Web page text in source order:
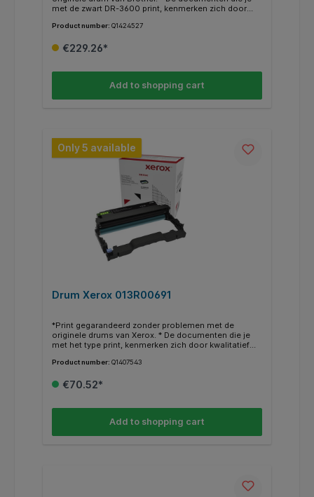
met de zwart DR-3600 print, kenmerken zich door
print tot 75000 pagina’s. * Weten of je de juiste
voor’’ of jou Brother printer ertussen staat.
Product number: Q1424527
€229.26*
Add to shopping cart
Only 5 available
Drum Xerox 013R00691
*Print gegarandeerd zonder problemen met de
originele drums van Xerox. * De documenten die je
met het type print, kenmerken zich door kwalitatief
hebt? Kijk dan bij de specificaties "geschikt voor" of
Product number: Q1407543
€70.52*
Add to shopping cart